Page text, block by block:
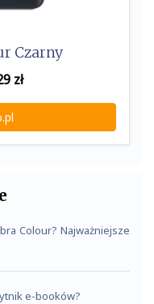
Czarny
zł
Colour? Najważniejsze
e-booków?